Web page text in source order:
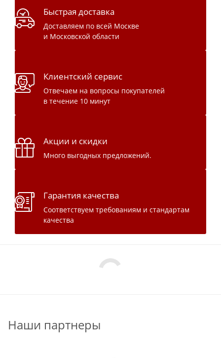
Быстрая доставка
Доставляем по всей Москве
и Московской области
Клиентский сервис
Отвечаем на вопросы покупателей
в течение 10 минут
Акции и скидки
Много выгодных предложений.
Гарантия качества
Соответствуем требованиям и стандартам
качества
Наши партнеры